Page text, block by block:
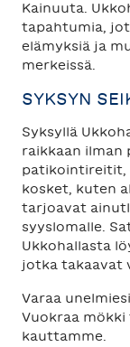
Kainuuta.
tapahtumia,
elämyksiä ja
merkeissä.
SYKSYN
Syksyllä
raikkaan ilman
patikointireitit,
kosket, kuten
tarjoavat
syyslomalle.
Ukkohallasta
jotka takaavat
Varaa
Vuokraa
kauttamme.